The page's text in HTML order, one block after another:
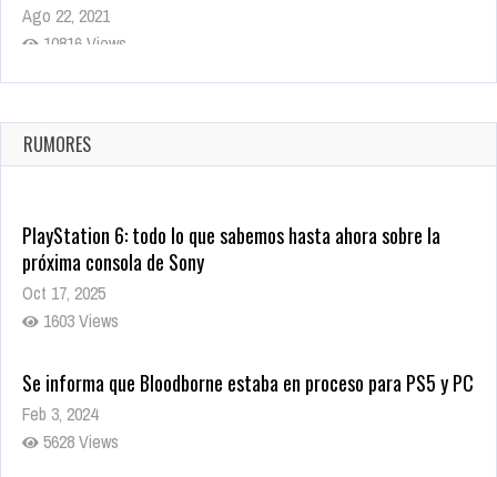
Ago 22, 2021
10816 Views
La configuración de Call of Duty 2021 aparentemente ya fue
Ago 8, 2021
10002 Views
RUMORES
PlayStation 6: todo lo que sabemos hasta ahora sobre la
próxima consola de Sony
Oct 17, 2025
1603 Views
Se informa que Bloodborne estaba en proceso para PS5 y PC
Feb 3, 2024
5628 Views